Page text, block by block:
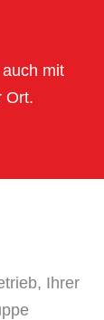
mit
Ort.
Ihrer